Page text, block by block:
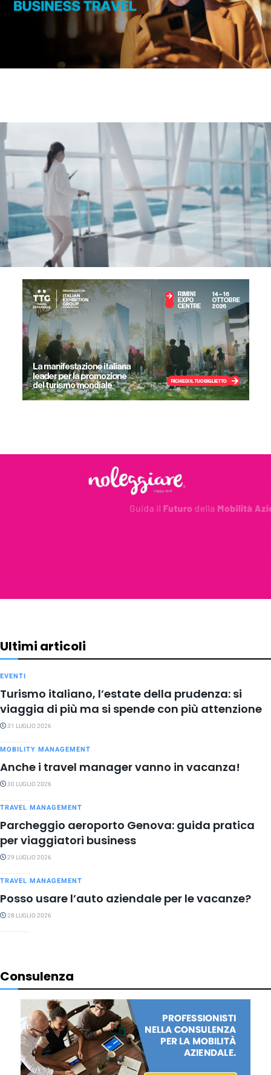
Ultimi articoli
EVENTI
Turismo italiano, l’estate della prudenza: si
viaggia di più ma si spende con più attenzione
31 LUGLIO 2026
MOBILITY MANAGEMENT
Anche i travel manager vanno in vacanza!
30 LUGLIO 2026
TRAVEL MANAGEMENT
Parcheggio aeroporto Genova: guida pratica
per viaggiatori business
29 LUGLIO 2026
TRAVEL MANAGEMENT
Posso usare l’auto aziendale per le vacanze?
28 LUGLIO 2026
Consulenza